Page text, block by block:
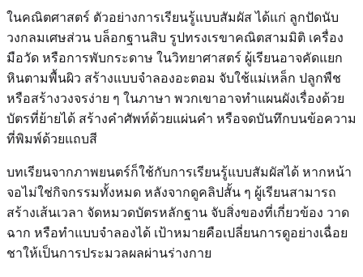
ในคณิตศาสตร์ ตัวอย่างการเรียนรู้แบบสัมผัส ได้แก่ ลูกปัดนับ
วงกลมเศษส่วน บล็อกฐานสิบ รูปทรงเรขาคณิตสามมิติ เครื่อง
มือวัด หรือการพับกระดาษ ในวิทยาศาสตร์ ผู้เรียนอาจคัดแยก
หินตามพื้นผิว สร้างแบบจำลองอะตอม จับใช้แม่เหล็ก ปลูกพืช
หรือสร้างวงจรง่าย ๆ ในภาษา พวกเขาอาจทำแผนผังเรื่องด้วย
บัตรที่ย้ายได้ สร้างคำศัพท์ด้วยแผ่นคำ หรือจดบันทึกบนข้อความ
ที่พิมพ์ด้วยแถบสี
บทเรียนจากภาพยนตร์ก็ใช้กับการเรียนรู้แบบสัมผัสได้ หากหน้า
จอไม่ใช่กิจกรรมทั้งหมด หลังจากดูคลิปสั้น ๆ ผู้เรียนสามารถ
สร้างเส้นเวลา จัดหมวดบัตรหลักฐาน จับสิ่งของที่เกี่ยวข้อง วาด
ฉาก หรือทำแบบจำลองได้ เป้าหมายคือเปลี่ยนการดูอย่างเฉื่อย
ชาให้เป็นการประมวลผลผ่านร่างกาย